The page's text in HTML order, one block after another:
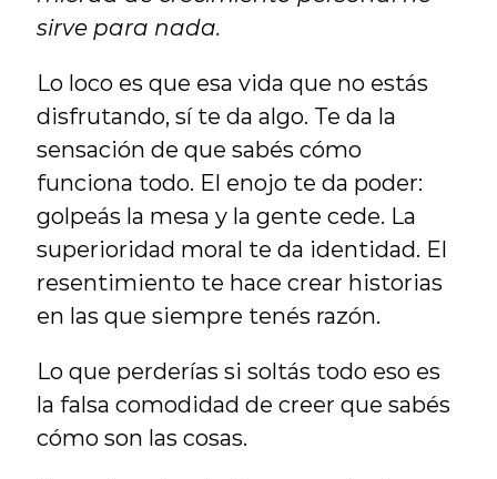
sirve para nada.
Lo loco es que esa vida que no estás
disfrutando, sí te da algo. Te da la
sensación de que sabés cómo
funciona todo. El enojo te da poder:
golpeás la mesa y la gente cede. La
superioridad moral te da identidad. El
resentimiento te hace crear historias
en las que siempre tenés razón.
Lo que perderías si soltás todo eso es
la falsa comodidad de creer que sabés
cómo son las cosas.